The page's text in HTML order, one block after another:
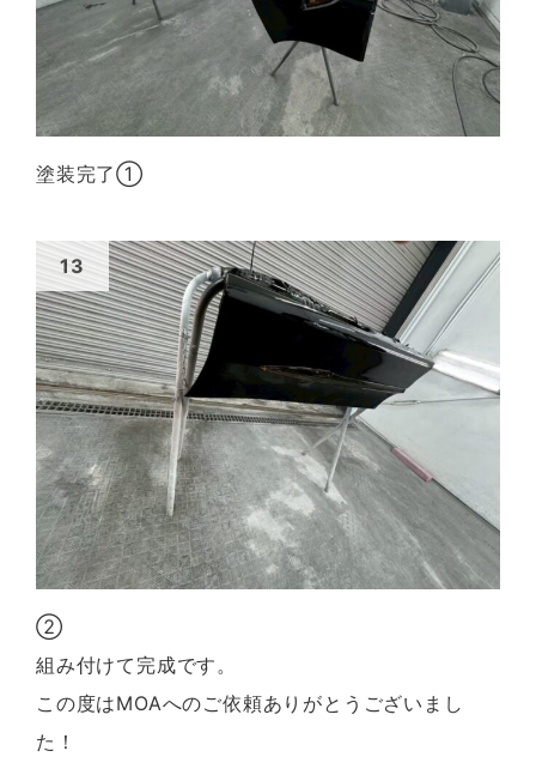
塗装完了①
②
組み付けて完成です。
この度はMOAへのご依頼ありがとうございまし
た！